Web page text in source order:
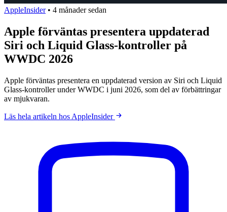
AppleInsider • 4 månader sedan
Apple förväntas presentera uppdaterad
Siri och Liquid Glass-kontroller på
WWDC 2026
Apple förväntas presentera en uppdaterad version av Siri och Liquid
Glass-kontroller under WWDC i juni 2026, som del av förbättringar
av mjukvaran.
Läs hela artikeln hos AppleInsider